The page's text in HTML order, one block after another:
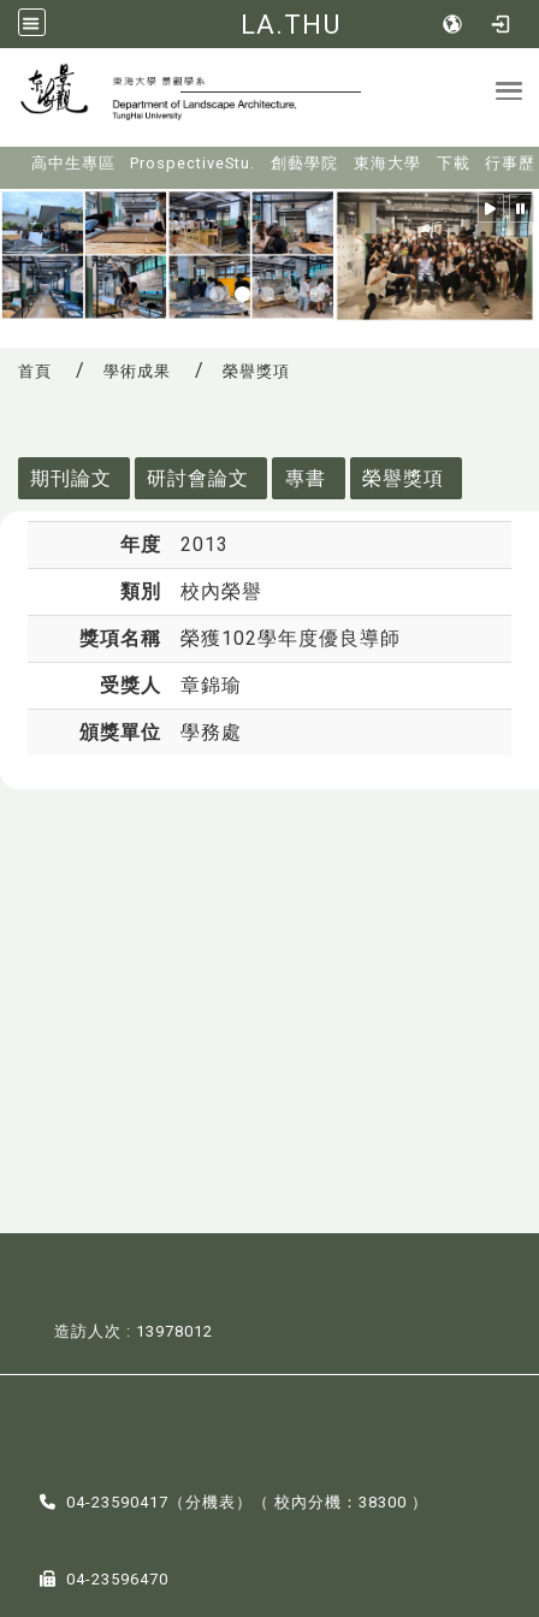
LA.THU
高中生專區 ProspectiveStu. 創藝學院 東海大學 下載 行事歷
首頁 學術成果 榮譽獎項
期刊論文
研討會論文 專書 榮譽獎項
年度 2013
類別 校內榮譽
獎項名稱 榮獲102學年度優良導師
受獎人 章錦瑜
頒獎單位 學務處
造訪人次 : 13978012
04-23590417（分機表 ）（ 校內分機：38300 ）
04-23596470